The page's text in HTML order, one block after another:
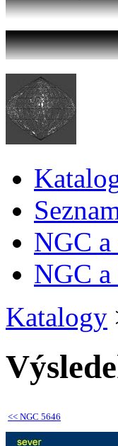
NGC
NGC
Katalogy
<< NGC 5646